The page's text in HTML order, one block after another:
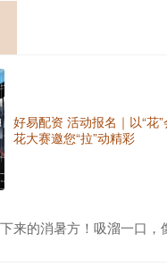
好易配资 活动报名｜以“花
花大赛邀您“拉”动精彩
来的消暑方！吸溜一口，